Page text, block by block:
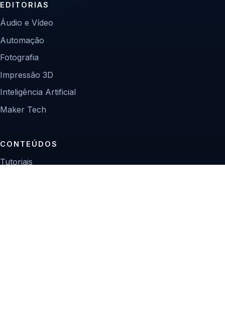
EDITORIAS
Áudio e Vídeo
Automação
Fotografia
Impressão 3D
Inteligência Artificial
Maker Tech
CONTEÚDOS
Tutoriais